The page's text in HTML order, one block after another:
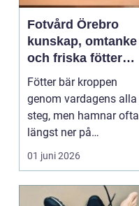
Fotvård Örebro
kunskap, omtanke
och friska fötter
året runt
Fötter bär kroppen
genom vardagens alla
steg, men hamnar ofta
längst ner på
prioriteringslistan.
Mån...
01 juni 2026